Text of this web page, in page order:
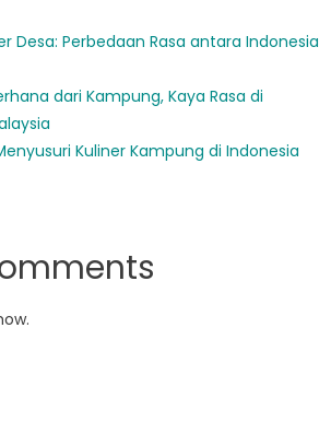
Desa: Perbedaan Rasa antara Indonesia
dari Kampung, Kaya Rasa di
Kuliner Kampung di Indonesia